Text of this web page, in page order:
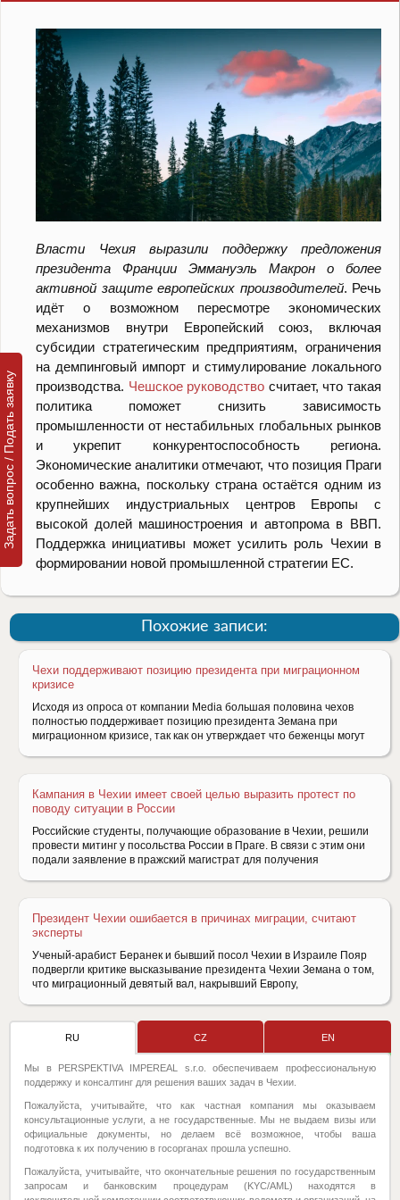
Власти Чехиявыразили поддержку предложения
президента Франции Эммануэль Макрон о более
активной защите европейских производителей. Речь
идёт о возможном пересмотре экономических
механизмов внутри Европейский союз, включая
субсидии стратегическим предприятиям, ограничения
на демпинговый импорт и стимулирование локального
производства. Чешское руководство считает, что такая
политика поможет снизить зависимость
промышленности от нестабильных глобальных рынков
и укрепит конкурентоспособность региона.
Экономические аналитики отмечают, что позиция Праги
особенно важна, поскольку страна остаётся одним из
крупнейших индустриальных центров Европы с
высокой долей машиностроения и автопрома в ВВП.
Поддержка инициативы может усилить роль Чехии в
формировании новой промышленной стратегии ЕС.
Похожие записи:
Чехи поддерживают позицию президента при миграционном
кризисе
Исходя из опроса от компании Media большая половина чехов
полностью поддерживает позицию президента Земана при
миграционном кризисе, так как он утверждает что беженцы могут
Кампания в Чехии имеет своей целью выразить протест по
поводу ситуации в России
Российские студенты, получающие образование в Чехии, решили
провести митинг у посольства России в Праге. В связи с этим они
подали заявление в пражский магистрат для получения
Президент Чехии ошибается в причинах миграции, считают
эксперты
Ученый-арабист Беранек и бывший посол Чехии в Израиле Пояр
подвергли критике высказывание президента Чехии Земана о том,
что миграционный девятый вал, накрывший Европу,
Задать вопрос / Подать заявку
RU CZ EN
Мы в PERSPEKTIVA IMPEREAL s.r.o. обеспечиваем профессиональную
поддержку и консалтинг для решения ваших задач в Чехии.
Пожалуйста, учитывайте, что как частная компания мы оказываем
консультационные услуги, а не государственные. Мы не выдаем визы или
официальные документы, но делаем всё возможное, чтобы ваша
подготовка к их получению в госорганах прошла успешно.
Пожалуйста, учитывайте, что окончательные решения по государственным
запросам и банковским процедурам (KYC/AML) находятся в